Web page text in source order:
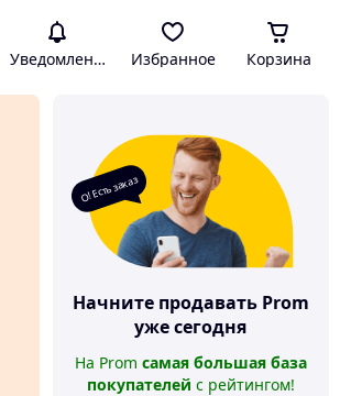
Уведомления Избранное Корзина
О! Есть заказ
Начните продавать Prom
уже сегодня
На Prom самая большая база
покупателей с рейтингом!